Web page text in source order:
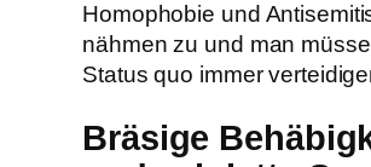
Homophobie und
nähmen zu und man
Status quo immer
Bräsige